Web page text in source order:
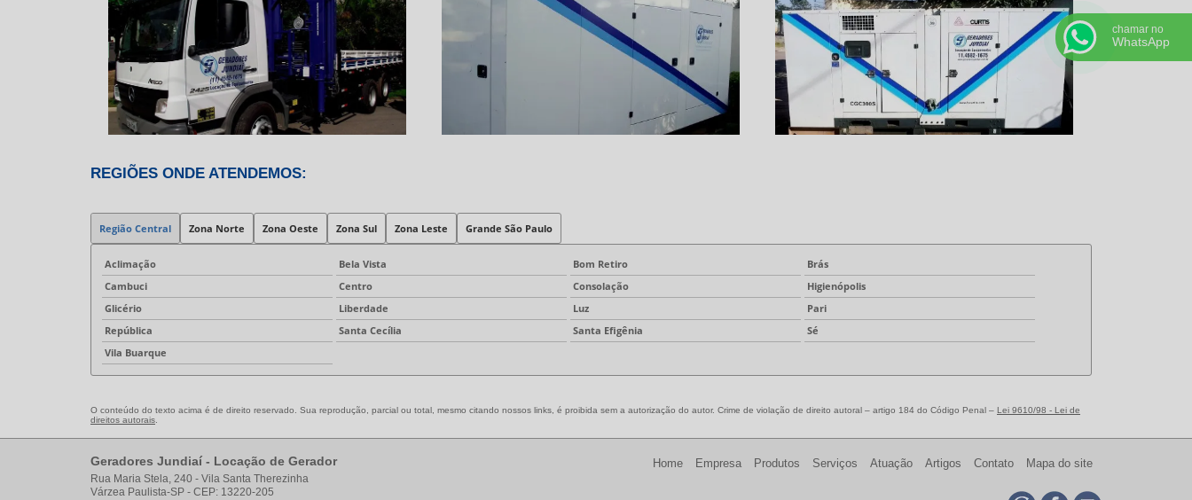
REGIÕES ONDE ATENDEMOS:
Região Central Zona Norte Zona Oeste Zona Sul Zona Leste Grande São Paulo
Aclimação Bela Vista Bom Retiro
Brás
Cambuci
Centro Consolação
Higienópolis
Glicério
Liberdade Luz
Pari
República
Santa Cecília Santa Efigênia
Sé
Vila Buarque
O conteúdo do texto acima é de direito reservado. Sua reprodução, parcial ou total, mesmo citando nossos links, é proibida sem a autorização do autor. Crime de violação de direito autoral – artigo 184 do Código Penal – Lei 9610/98 - Lei de
direitos autorais
Geradores Jundiaí - Locação de Gerador
Rua Maria Stela, 240 - Vila Santa Therezinha
Várzea Paulista-SP - CEP: 13220-205
Home Empresa Produtos Serviços Atuação Artigos Contato Mapa do site
chamar no
WhatsApp